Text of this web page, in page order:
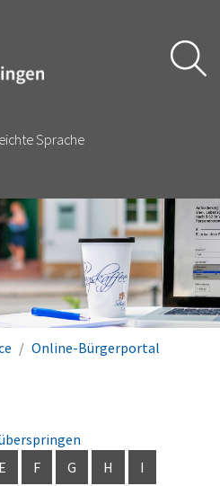
Sprache
Online-Bürgerportal
E F G H I